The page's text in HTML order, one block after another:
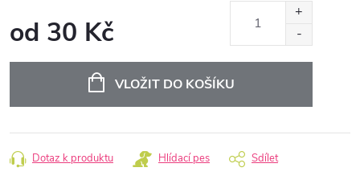
od 30 Kč
VLOŽIT DO KOŠÍKU
Dotaz k produktu Hlídací pes Sdílet